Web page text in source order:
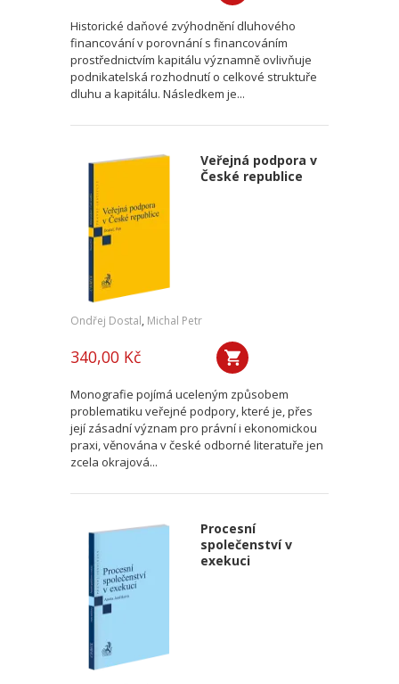
Historické daňové zvýhodnění dluhového
financování v porovnání s financováním
prostřednictvím kapitálu významně ovlivňuje
podnikatelská rozhodnutí o celkové struktuře
dluhu a kapitálu. Následkem je...
Veřejná podpora v
České republice
Ondřej Dostal, Michal Petr
340,00 Kč
Monografie pojímá uceleným způsobem
problematiku veřejné podpory, které je, přes
její zásadní význam pro právní i ekonomickou
praxi, věnována v české odborné literatuře jen
zcela okrajová...
Procesní
společenství v
exekuci